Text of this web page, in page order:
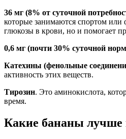
36 мг (8% от суточной
которые занимаются спортом или
глюкозы в крови, но и помогает
0,6 мг (почти 30% суточной
Катехины (фенольные
активность этих веществ.
Тирозин. Это аминокислота,
время.
Какие бананы лучше